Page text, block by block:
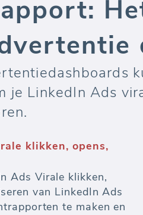
LinkedIn Ads
rapportage en
-reiniging tot data-